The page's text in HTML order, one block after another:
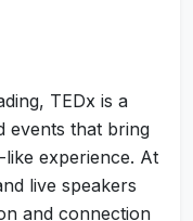
TEDx is a
events that bring
experience. At
live speakers
and connection